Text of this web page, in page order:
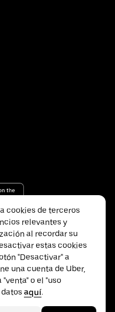
cookies de terceros
relevantes y
al recordar su
estas cookies
"Desactivar" a
una cuenta de Uber,
o el "uso
aquí.